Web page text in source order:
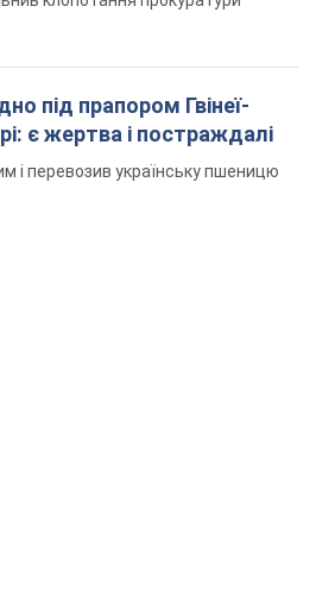
під прапором Гвінеї-
є жертва і постраждалі
і перевозив українську пшеницю